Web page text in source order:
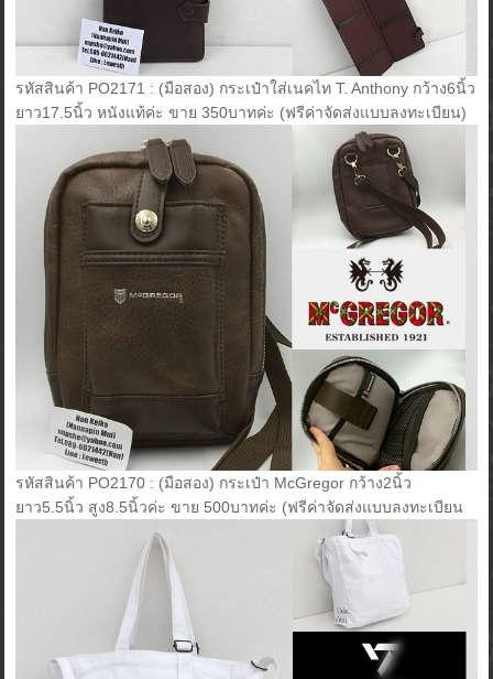
รหัสสินค้า PO2171 : (มือสอง) กระเป๋าใส่เนคไท T. Anthony กว้าง6นิ้ว
ยาว17.5นิ้ว หนังแท้ค่ะ ขาย 350บาทค่ะ (ฟรีค่าจัดส่งแบบลงทะเบียน)
รหัสสินค้า PO2170 : (มือสอง) กระเป๋า McGregor กว้าง2นิ้ว
ยาว5.5นิ้ว สูง8.5นิ้วค่ะ ขาย 500บาทค่ะ (ฟรีค่าจัดส่งแบบลงทะเบียน